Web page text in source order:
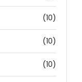
(10)
(10)
(10)